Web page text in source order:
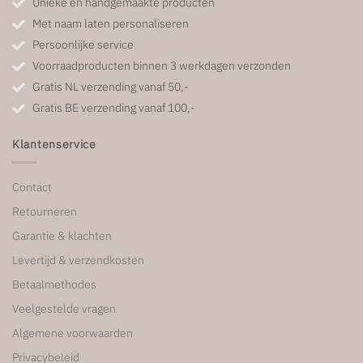
Met naam laten personaliseren
Persoonlijke service
Voorraadproducten binnen 3 werkdagen verzonden
Gratis NL verzending vanaf 50,-
Gratis BE verzending vanaf 100,-
Klantenservice
Contact
Retourneren
Garantie & klachten
Levertijd & verzendkosten
Betaalmethodes
Veelgestelde vragen
Algemene voorwaarden
Privacybeleid